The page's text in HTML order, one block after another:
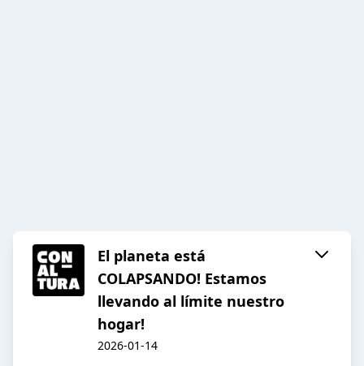
El planeta está
COLAPSANDO! Estamos
llevando al límite nuestro
hogar!
2026-01-14